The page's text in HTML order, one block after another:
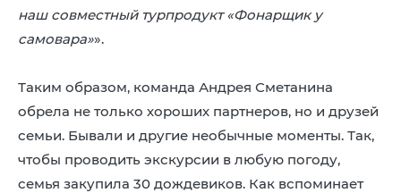
наш совместный турпродукт «Фонарщик у
самовара»».
Таким образом, команда Андрея Сметанина
обрела не только хороших партнеров, но и друзей
семьи. Бывали и другие необычные моменты. Так,
чтобы проводить экскурсии в любую погоду,
семья закупила 30 дождевиков. Как вспоминает